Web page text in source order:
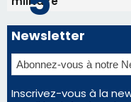
Régie publicitaire